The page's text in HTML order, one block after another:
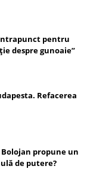
pentru
despre gunoaie”
Refacerea
Bolojan propune un
de putere?